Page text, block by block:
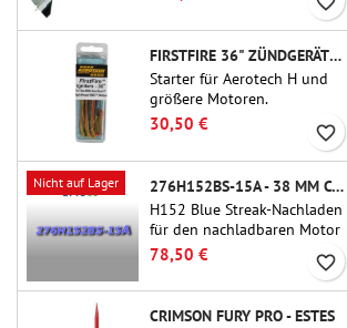
famous sounding rocket,
small in size and peefect to
move to higher-level kits. FIRSTFIRE 36" ZÜNDGERÄTE - AEROTECH
Starter für Aerotech H und
größere Motoren.
Zuverlässige Zündung von
Motoren bis zu 91 cm Länge.
30,50 € favorite_border
Nicht auf Lager
276H152BS-15A - 38 MM CTI NACHLADEN
H152 Blue Streak-Nachladen
für den nachladbaren Motor
Cesaroni P38-2G. Die
Verzögerung von 15
Sekunden ist über das
ProDAT 38-Tool einstellbar.
78,50 € favorite_border
CRIMSON FURY PRO - ESTES